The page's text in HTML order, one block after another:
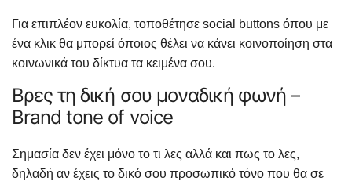
Για επιπλέον ευκολία, τοποθέτησε social buttons όπου με
ένα κλικ θα μπορεί όποιος θέλει να κάνει κοινοποίηση στα
κοινωνικά του δίκτυα τα κειμένα σου.
Βρες τη δική σου μοναδική φωνή –
Brand tone of voice
Σημασία δεν έχει μόνο το τι λες αλλά και πως το λες,
δηλαδή αν έχεις το δικό σου προσωπικό τόνο που θα σε